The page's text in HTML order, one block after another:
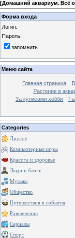
[Домашний аквариум. Всё
Форма входа
Логин:
Пароль:
запомнить
Меню сайта
Главная страница
Растение в
За кулисами хобби
Categories
Другое
Компьютерные игры
Красота и здоровье
Люди и блоги
Музыка
Общество
Путешествия и события
Развлечения
Сериалы
Спорт